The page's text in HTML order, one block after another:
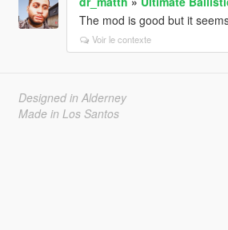
The mod is good but it
Voir le contexte
Designed in Alderney
Made in Los Santos